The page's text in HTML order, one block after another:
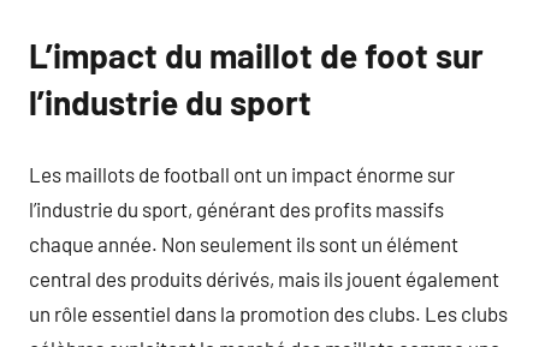
L’impact du maillot de foot sur
l’industrie du sport
Les maillots de football ont un impact énorme sur
l’industrie du sport, générant des profits massifs
chaque année. Non seulement ils sont un élément
central des produits dérivés, mais ils jouent également
un rôle essentiel dans la promotion des clubs. Les clubs